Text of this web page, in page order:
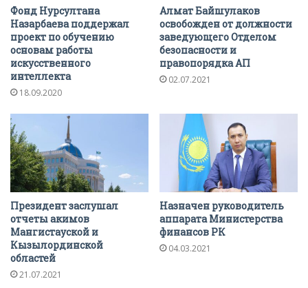
Фонд Нурсултана
Назарбаева поддержал
проект по обучению
основам работы
искусственного
интеллекта
18.09.2020
Алмат Байшулаков
освобожден от должности
заведующего Отделом
безопасности и
правопорядка АП
02.07.2021
Президент заслушал
отчеты акимов
Мангистауской и
Кызылординской
областей
21.07.2021
Назначен руководитель
аппарата Министерства
финансов РК
04.03.2021